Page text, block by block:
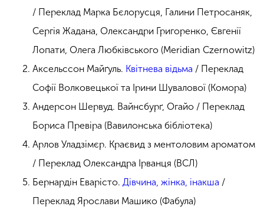
/ Переклад Марка Бєлорусця, Галини Петросаняк,
Сергія Жадана, Олександри Григоренко, Євгенії
Лопати, Олега Любківського (Meridian Czernowitz)
Аксельссон Майґуль. Квітнева відьма / Переклад
Софії Волковецької та Ірини Шувалової (Комора)
Андерсон Шервуд. Вайнсбурґ, Огайо / Переклад
Бориса Превіра (Вавилонська бібліотека)
Арлов Уладзімєр. Краєвид з ментоловим ароматом
/ Переклад Олександра Ірванця (ВСЛ)
Бернардін Еварісто. Дівчина, жінка, інакша /
Переклад Ярослави Машико (Фабула)